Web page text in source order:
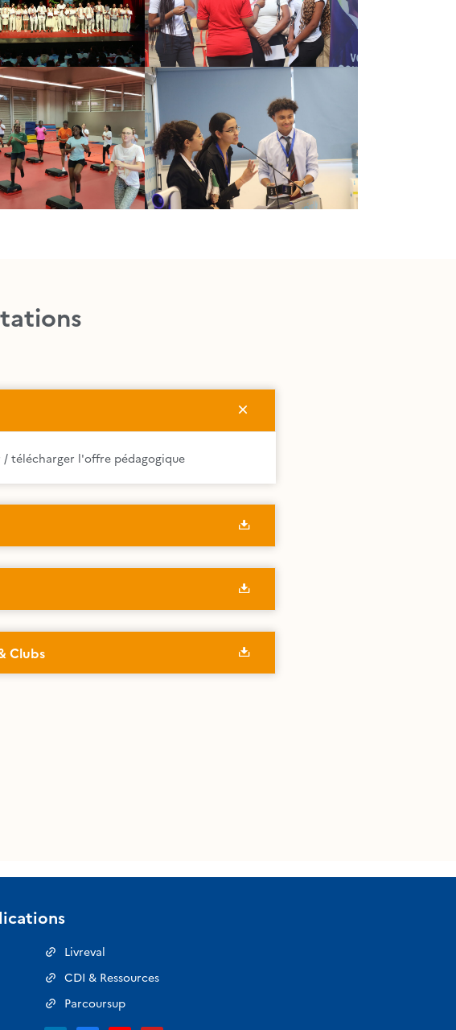
/ télécharger l'offre pédagogique
Clubs
Livreval
CDI & Ressources
Parcoursup